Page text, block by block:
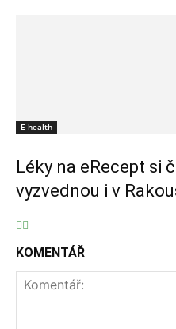
E-health
Léky na eRecept si
vyzvednou i v
KOMENTÁŘ